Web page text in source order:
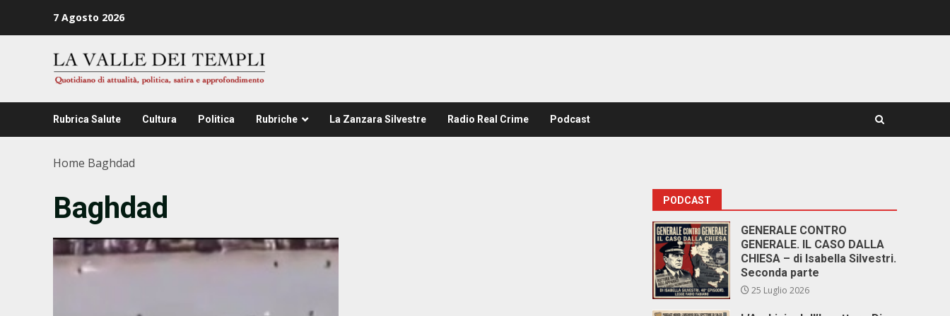
7 Agosto 2026
Rubrica Salute Cultura Politica Rubriche La Zanzara Silvestre Radio Real Crime Podcast
Home Baghdad
Baghdad PODCAST
GENERALE CONTRO
GENERALE. IL CASO DALLA
CHIESA – di Isabella Silvestri.
Seconda parte
25 Luglio 2026